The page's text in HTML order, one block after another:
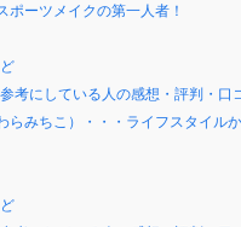
ーツメイクの第一人者！
考にしている人の感想・評判・口
らみちこ）・・・ライフスタイル